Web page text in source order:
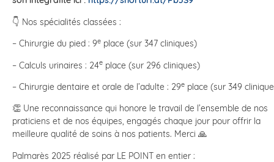
👇 Nos spécialités classées :
– Chirurgie du pied : 9e place (sur 347 cliniques)
– Calculs urinaires : 24e place (sur 296 cliniques)
– Chirurgie dentaire et orale de l’adulte : 29e place (sur 349
👏 Une reconnaissance qui honore le travail de l’ensemble de nos
praticiens et de nos équipes, engagés chaque jour pour offrir la
meilleure qualité de soins à nos patients. Merci 🙏
Palmarès 2025 réalisé par LE POINT en entier :